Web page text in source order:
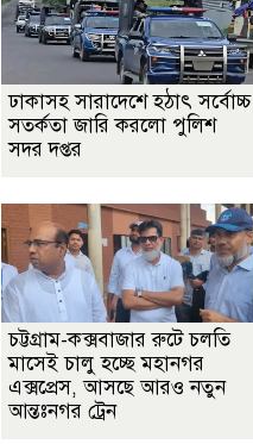
ঢাকাসহ সারাদেশে হঠাৎ সর্বোচ্চ
সতর্কতা জা‌রি করলো পুলিশ
সদর দপ্তর
চট্টগ্রাম-কক্সবাজার রুটে চলতি
মাসেই চালু হচ্ছে মহানগর
এক্সপ্রেস, আসছে আরও নতুন
আন্তঃনগর ট্রেন